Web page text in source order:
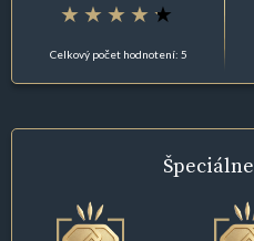
Celkový počet hodnotení: 5
Špeciálne